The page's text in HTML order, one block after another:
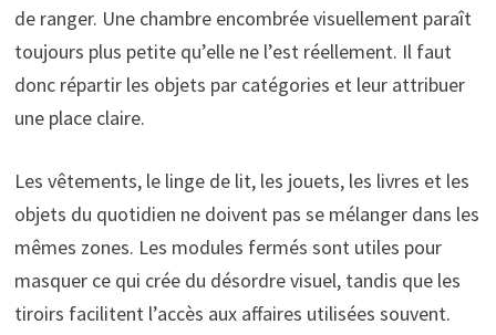
de ranger. Une chambre encombrée visuellement paraît
toujours plus petite qu’elle ne l’est réellement. Il faut
donc répartir les objets par catégories et leur attribuer
une place claire.
Les vêtements, le linge de lit, les jouets, les livres et les
objets du quotidien ne doivent pas se mélanger dans les
mêmes zones. Les modules fermés sont utiles pour
masquer ce qui crée du désordre visuel, tandis que les
tiroirs facilitent l’accès aux affaires utilisées souvent.